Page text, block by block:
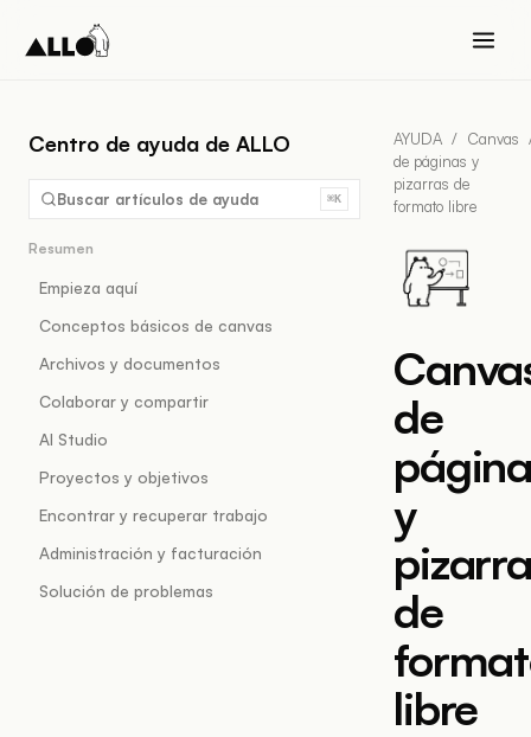
Centro de ayuda de ALLO
Buscar artículos de ayuda ⌘K
Resumen
Empieza aquí
Conceptos básicos de canvas
Archivos y documentos
Colaborar y compartir
AI Studio
Proyectos y objetivos
Encontrar y recuperar trabajo
Administración y facturación
Solución de problemas
AYUDA / Canvas
de páginas y
pizarras de
formato libre
de
y
de
libre